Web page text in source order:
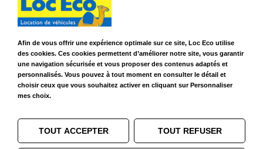
Légal
Franchises & Assurances
Données personnelles
Mentions Légales
Cookies
Suivez-nous sur
Afin de vous offrir une expérience optimale sur ce site, Loc Eco utilise
des cookies. Ces cookies permettent d’améliorer notre site, vous garantir
une navigation sécurisée et vous proposer des contenus adaptés et
personnalisés. Vous pouvez à tout moment en consulter le détail et
choisir ceux que vous souhaitez activer en cliquant sur Personnaliser
mes choix.
TOUT ACCEPTER TOUT REFUSER